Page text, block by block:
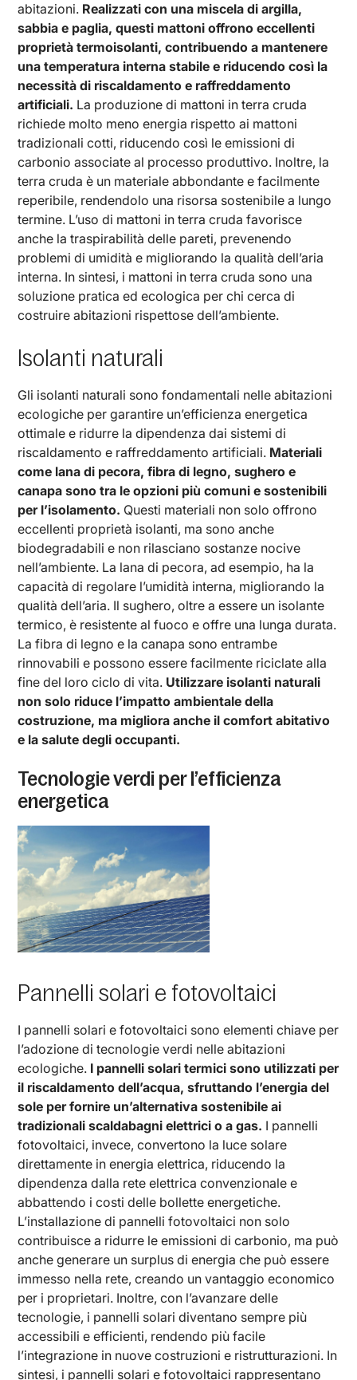
abitazioni. Realizzati con una miscela di argilla,
sabbia e paglia, questi mattoni offrono eccellenti
proprietà termoisolanti, contribuendo a mantenere
una temperatura interna stabile e riducendo così la
necessità di riscaldamento e raffreddamento
artificiali. La produzione di mattoni in terra cruda
richiede molto meno energia rispetto ai mattoni
tradizionali cotti, riducendo così le emissioni di
carbonio associate al processo produttivo. Inoltre, la
terra cruda è un materiale abbondante e facilmente
reperibile, rendendolo una risorsa sostenibile a lungo
termine. L’uso di mattoni in terra cruda favorisce
anche la traspirabilità delle pareti, prevenendo
problemi di umidità e migliorando la qualità dell’aria
interna. In sintesi, i mattoni in terra cruda sono una
soluzione pratica ed ecologica per chi cerca di
costruire abitazioni rispettose dell’ambiente.
Isolanti naturali
Gli isolanti naturali sono fondamentali nelle abitazioni
ecologiche per garantire un’efficienza energetica
ottimale e ridurre la dipendenza dai sistemi di
riscaldamento e raffreddamento artificiali. Materiali
come lana di pecora, fibra di legno, sughero e
canapa sono tra le opzioni più comuni e sostenibili
per l’isolamento. Questi materiali non solo offrono
eccellenti proprietà isolanti, ma sono anche
biodegradabili e non rilasciano sostanze nocive
nell’ambiente. La lana di pecora, ad esempio, ha la
capacità di regolare l’umidità interna, migliorando la
qualità dell’aria. Il sughero, oltre a essere un isolante
termico, è resistente al fuoco e offre una lunga durata.
La fibra di legno e la canapa sono entrambe
rinnovabili e possono essere facilmente riciclate alla
fine del loro ciclo di vita. Utilizzare isolanti naturali
non solo riduce l’impatto ambientale della
costruzione, ma migliora anche il comfort abitativo
e la salute degli occupanti.
Tecnologie verdi per l’efficienza
energetica
Pannelli solari e fotovoltaici
I pannelli solari e fotovoltaici sono elementi chiave per
l’adozione di tecnologie verdi nelle abitazioni
ecologiche. I pannelli solari termici sono utilizzati per
il riscaldamento dell’acqua, sfruttando l’energia del
sole per fornire un’alternativa sostenibile ai
tradizionali scaldabagni elettrici o a gas. I pannelli
fotovoltaici, invece, convertono la luce solare
direttamente in energia elettrica, riducendo la
dipendenza dalla rete elettrica convenzionale e
abbattendo i costi delle bollette energetiche.
L’installazione di pannelli fotovoltaici non solo
contribuisce a ridurre le emissioni di carbonio, ma può
anche generare un surplus di energia che può essere
immesso nella rete, creando un vantaggio economico
per i proprietari. Inoltre, con l’avanzare delle
tecnologie, i pannelli solari diventano sempre più
accessibili e efficienti, rendendo più facile
l’integrazione in nuove costruzioni e ristrutturazioni. In
sintesi, i pannelli solari e fotovoltaici rappresentano